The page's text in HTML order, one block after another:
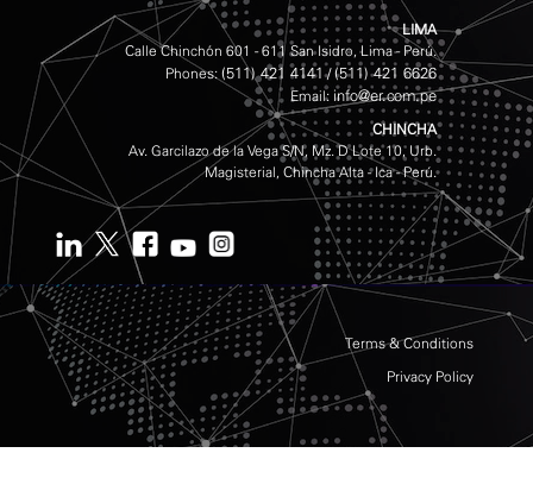
LIMA
Calle Chinchón 601 - 611 San Isidro, Lima - Perú.
Phones: (511) 421 4141/(511) 421 6626
Email: info@er.com.pe
CHINCHA
Av. Garcilazo de la Vega S/N, Mz. D Lote 10, Urb.
Magisterial, Chincha Alta - Ica - Perú.
Terms & Conditions
Privacy Policy